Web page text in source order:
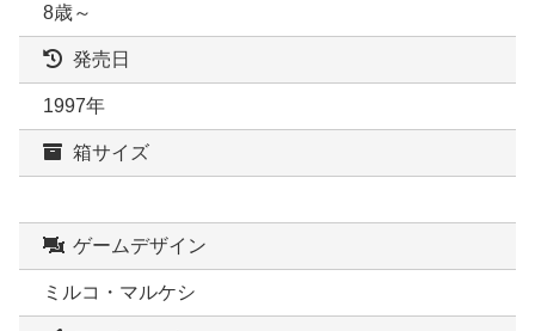
8歳～
発売日
1997年
箱サイズ
ゲームデザイン
ミルコ・マルケシ